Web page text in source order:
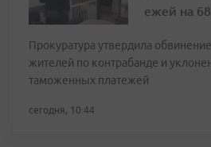
ежей на
Прокуратура утвердила
жителей по контрабанде и
таможенных платежей
сегодня, 10:44